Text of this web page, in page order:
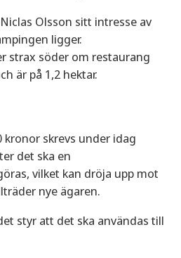
Olsson sitt intresse av
ligger.
strax söder om restaurang
är på 1,2 hektar.
kronor skrevs under idag
det ska en
vilket kan dröja upp mot
nye ägaren.
styr att det ska användas till